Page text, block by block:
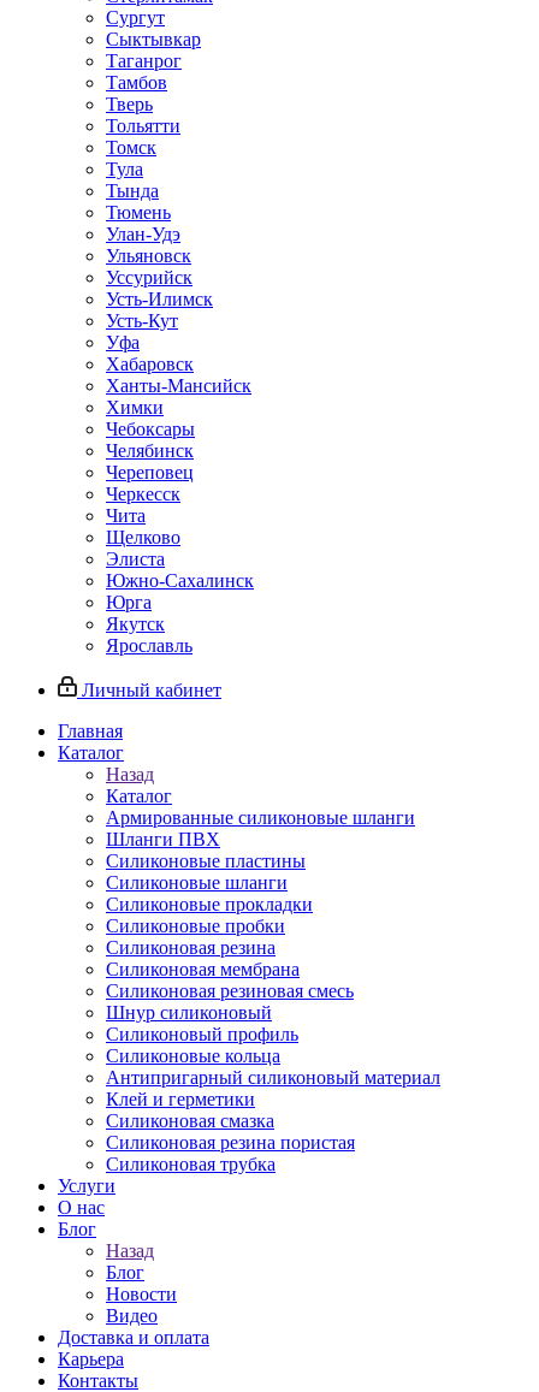
Сургут
Сыктывкар
Таганрог
Тамбов
Тверь
Тольятти
Томск
Тула
Тында
Тюмень
Улан-Удэ
Ульяновск
Уссурийск
Усть-Илимск
Усть-Кут
Уфа
Хабаровск
Ханты-Мансийск
Химки
Чебоксары
Челябинск
Череповец
Черкесск
Чита
Щелково
Элиста
Южно-Сахалинск
Юрга
Якутск
Ярославль
Личный кабинет
Главная
Каталог
Назад
Каталог
Армированные силиконовые шланги
Шланги ПВХ
Силиконовые пластины
Силиконовые шланги
Силиконовые прокладки
Силиконовые пробки
Силиконовая резина
Силиконовая мембрана
Силиконовая резиновая смесь
Шнур силиконовый
Силиконовый профиль
Силиконовые кольца
Антипригарный силиконовый материал
Клей и герметики
Силиконовая смазка
Силиконовая резина пористая
Силиконовая трубка
Услуги
О нас
Блог
Назад
Блог
Новости
Видео
Доставка и оплата
Карьера
Контакты